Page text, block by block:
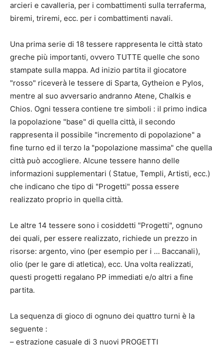
arcieri e cavalleria, per i combattimenti sulla terraferma,
biremi, triremi, ecc. per i combattimenti navali.
Una prima serie di 18 tessere rappresenta le città stato
greche più importanti, ovvero TUTTE quelle che sono
stampate sulla mappa. Ad inizio partita il giocatore
"rosso" riceverà le tessere di Sparta, Gytheion e Pylos,
mentre al suo avversario andranno Atene, Chalkis e
Chios. Ogni tessera contiene tre simboli : il primo indica
la popolazione "base" di quella città, il secondo
rappresenta il possibile "incremento di popolazione" a
fine turno ed il terzo la "popolazione massima" che quella
città può accogliere. Alcune tessere hanno delle
informazioni supplementari ( Statue, Templi, Artisti, ecc.)
che indicano che tipo di "Progetti" possa essere
realizzato proprio in quella città.
Le altre 14 tessere sono i cosiddetti "Progetti", ognuno
dei quali, per essere realizzato, richiede un prezzo in
risorse: argento, vino (per esempio per i … Baccanali),
olio (per le gare di atletica), ecc. Una volta realizzati,
questi progetti regalano PP immediati e/o altri a fine
partita.
La sequenza di gioco di ognuno dei quattro turni è la
seguente :
– estrazione casuale di 3 nuovi PROGETTI